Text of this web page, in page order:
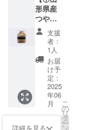
②HPへ
の氏名
掲載権
全ての
リター
ン品に
付属し
ます。
公式HP
にご希
望のお
名前を
記載い
形県産
つや姫
2kg +
②HPへ
の氏名
掲載
権】 ①
山形県
産つや
姫 2kg
・名
称：精
米 ・原
支援
者：
1人
お届
け予
定：
2025
年06
月
詳細を見る
こ
の
リ
タ
ー
ン